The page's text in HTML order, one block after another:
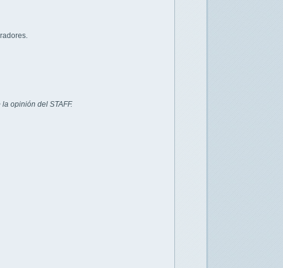
opinión del STAFF.